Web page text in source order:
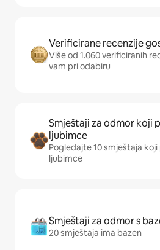
Verificirane recenzije
Više od 1.060 verificiranih
vam pri odabiru
Smještaji za odmor koji
ljubimce
Pogledajte 10 smještaja
ljubimce
Smještaji za odmor s
20 smještaja ima bazen